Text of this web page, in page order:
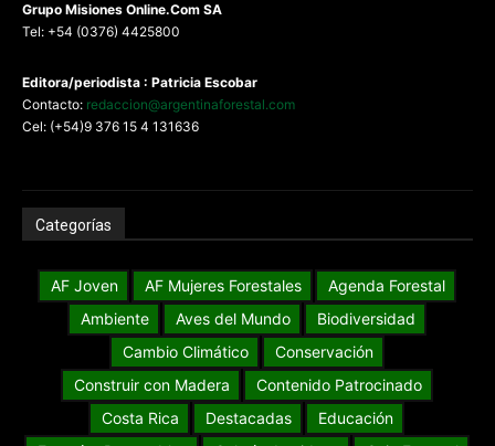
Grupo Misiones Online.Com SA
Tel: +54 (0376) 4425800
Editora/periodista : Patricia Escobar
Contacto: redaccion@argentinaforestal.com
Cel: (+54)9 376 15 4 131636
Categorías
AF Joven AF Mujeres Forestales
Agenda Forestal
Ambiente
Aves del Mundo
Biodiversidad
Cambio Climático
Conservación
Construir con Madera
Contenido Patrocinado
Costa Rica
Destacadas
Educación